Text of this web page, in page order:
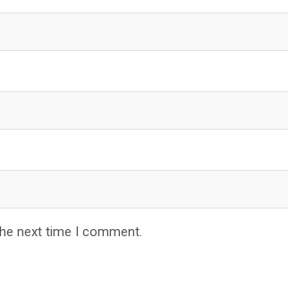
next time I comment.